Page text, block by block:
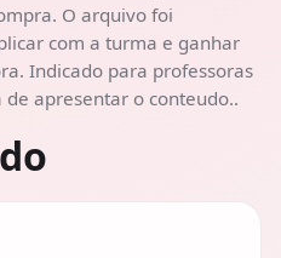
O arquivo foi
com a turma e ganhar
Indicado para professoras
apresentar o conteudo..